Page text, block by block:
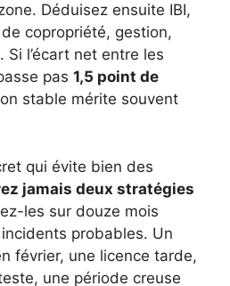
Déduisez ensuite IBI,
copropriété, gestion,
l’écart net entre les
pas 1,5 point de
stable mérite souvent
qui évite bien des
jamais deux stratégies
les sur douze mois
probables. Un
février, une licence tarde,
une période creuse